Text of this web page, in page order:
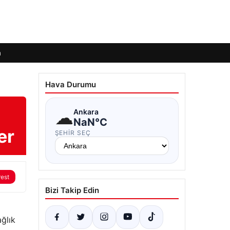
Hava Durumu
☁Ankara
NaN°C
ŞEHIR SEÇ
Bizi Takip Edin